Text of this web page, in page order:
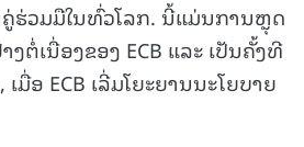
ຮ່ວມມືໃນທົ່ວໂລກ. ນີ້ແມ່ນການຫຼຸດ
ຕໍ່ເນື່ອງຂອງ ECB ແລະ ເປັນຄັ້ງທີ
ມື່ອ ECB ເລີ່ມໂຍະຍານນະໂຍບາຍ